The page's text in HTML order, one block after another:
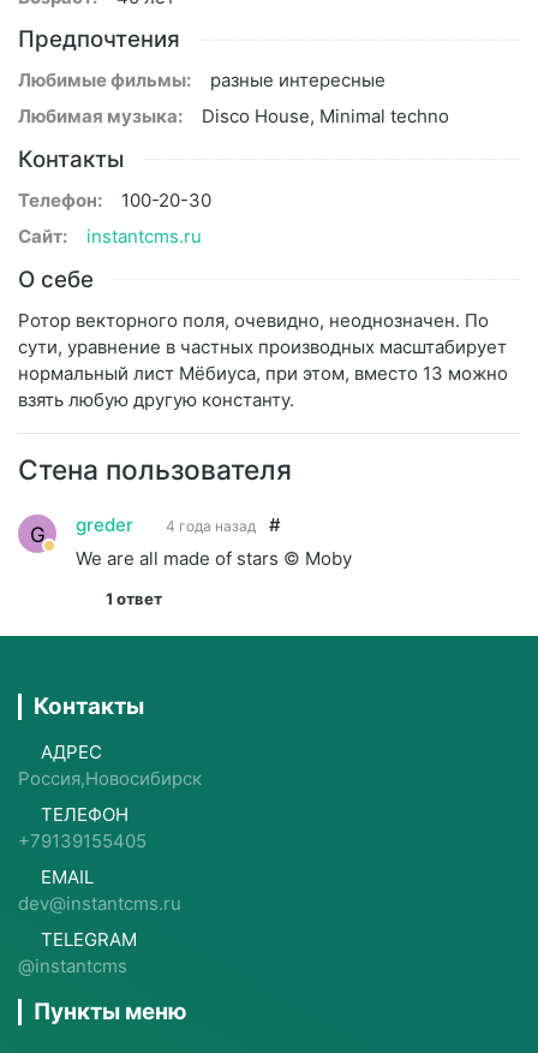
Предпочтения
Любимые фильмы:
разные интересные
Любимая музыка:
Disco House, Minimal techno
Контакты
Телефон:
100-20-30
Сайт:
instantcms.ru
О себе
Ротор векторного поля, очевидно, неоднозначен. По
сути, уравнение в частных производных масштабирует
нормальный лист Мёбиуса, при этом, вместо 13 можно
взять любую другую константу.
Стена пользователя
G greder 4 года назад
#
We are all made of stars © Moby
1 ответ
Контакты
АДРЕС
Россия,Новосибирск
ТЕЛЕФОН
+79139155405
EMAIL
dev@instantcms.ru
TELEGRAM
@instantcms
Пункты меню